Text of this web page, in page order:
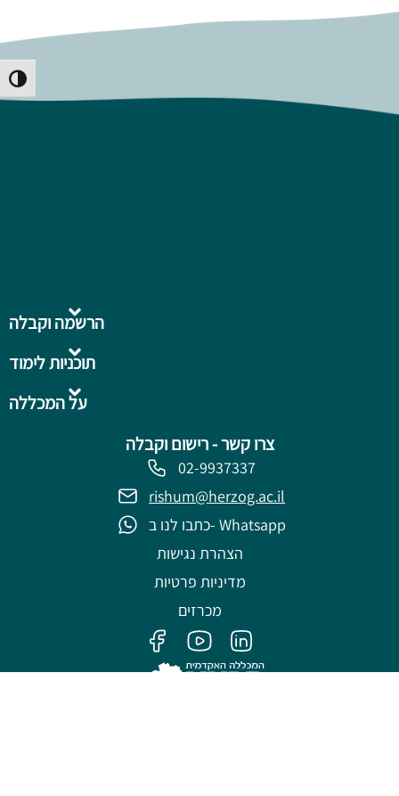
Toggle High Contrast
צרו קשר - רישום וקבלה
02-9937337
rishum@herzog.ac.il
כתבו לנו ב- Whatsapp
הצהרת נגישות
מדיניות פרטיות
מכרזים
על המכללה
תוכניות לימוד
הרשמה וקבלה